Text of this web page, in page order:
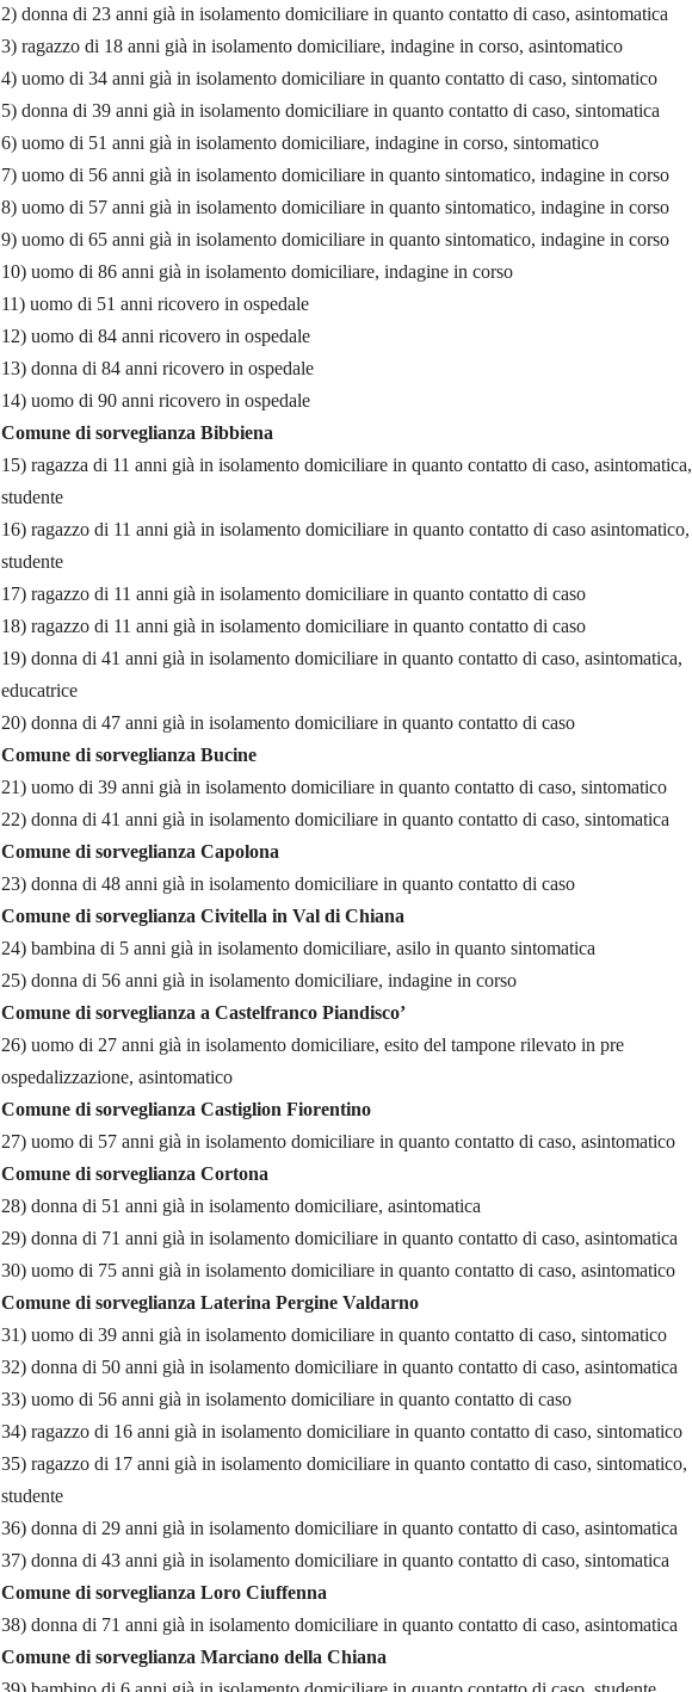
2) donna di 23 anni già in isolamento domiciliare in quanto contatto di caso, asintomatica
3) ragazzo di 18 anni già in isolamento domiciliare, indagine in corso, asintomatico
4) uomo di 34 anni già in isolamento domiciliare in quanto contatto di caso, sintomatico
5) donna di 39 anni già in isolamento domiciliare in quanto contatto di caso, sintomatica
6) uomo di 51 anni già in isolamento domiciliare, indagine in corso, sintomatico
7) uomo di 56 anni già in isolamento domiciliare in quanto sintomatico, indagine in corso
8) uomo di 57 anni già in isolamento domiciliare in quanto sintomatico, indagine in corso
9) uomo di 65 anni già in isolamento domiciliare in quanto sintomatico, indagine in corso
10) uomo di 86 anni già in isolamento domiciliare, indagine in corso
11) uomo di 51 anni ricovero in ospedale
12) uomo di 84 anni ricovero in ospedale
13) donna di 84 anni ricovero in ospedale
14) uomo di 90 anni ricovero in ospedale
Comune di sorveglianza Bibbiena
15) ragazza di 11 anni già in isolamento domiciliare in quanto contatto di caso, asintomatica,
studente
16) ragazzo di 11 anni già in isolamento domiciliare in quanto contatto di caso asintomatico,
studente
17) ragazzo di 11 anni già in isolamento domiciliare in quanto contatto di caso
18) ragazzo di 11 anni già in isolamento domiciliare in quanto contatto di caso
19) donna di 41 anni già in isolamento domiciliare in quanto contatto di caso, asintomatica,
educatrice
20) donna di 47 anni già in isolamento domiciliare in quanto contatto di caso
Comune di sorveglianza Bucine
21) uomo di 39 anni già in isolamento domiciliare in quanto contatto di caso, sintomatico
22) donna di 41 anni già in isolamento domiciliare in quanto contatto di caso, sintomatica
Comune di sorveglianza Capolona
23) donna di 48 anni già in isolamento domiciliare in quanto contatto di caso
Comune di sorveglianza Civitella in Val di Chiana
24) bambina di 5 anni già in isolamento domiciliare, asilo in quanto sintomatica
25) donna di 56 anni già in isolamento domiciliare, indagine in corso
Comune di sorveglianza a Castelfranco Piandisco’
26) uomo di 27 anni già in isolamento domiciliare, esito del tampone rilevato in pre
ospedalizzazione, asintomatico
Comune di sorveglianza Castiglion Fiorentino
27) uomo di 57 anni già in isolamento domiciliare in quanto contatto di caso, asintomatico
Comune di sorveglianza Cortona
28) donna di 51 anni già in isolamento domiciliare, asintomatica
29) donna di 71 anni già in isolamento domiciliare in quanto contatto di caso, asintomatica
30) uomo di 75 anni già in isolamento domiciliare in quanto contatto di caso, asintomatico
Comune di sorveglianza Laterina Pergine Valdarno
31) uomo di 39 anni già in isolamento domiciliare in quanto contatto di caso, sintomatico
32) donna di 50 anni già in isolamento domiciliare in quanto contatto di caso, asintomatica
33) uomo di 56 anni già in isolamento domiciliare in quanto contatto di caso
34) ragazzo di 16 anni già in isolamento domiciliare in quanto contatto di caso, sintomatico
35) ragazzo di 17 anni già in isolamento domiciliare in quanto contatto di caso, sintomatico,
studente
36) donna di 29 anni già in isolamento domiciliare in quanto contatto di caso, asintomatica
37) donna di 43 anni già in isolamento domiciliare in quanto contatto di caso, sintomatica
Comune di sorveglianza Loro Ciuffenna
38) donna di 71 anni già in isolamento domiciliare in quanto contatto di caso, asintomatica
Comune di sorveglianza Marciano della Chiana